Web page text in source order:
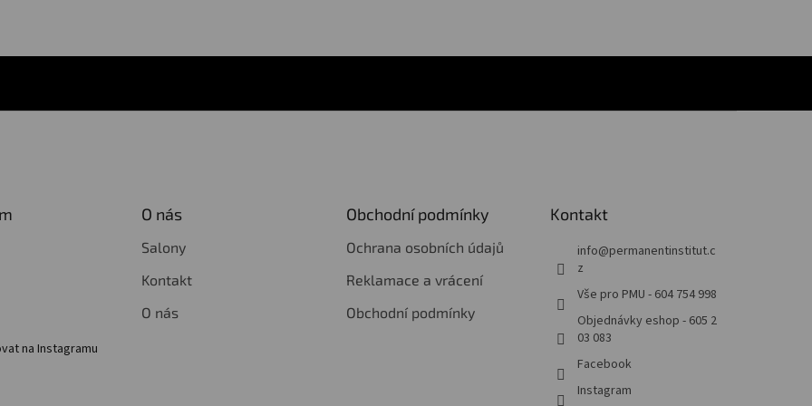
na Instagramu
O nás
Salony
Kontakt
O nás
Obchodní podmínky
Ochrana osobních údajů
Reklamace a vrácení
Obchodní podmínky
Kontakt
info@permanentinstitut.c
z
Vše pro PMU - 604 754 998
Objednávky eshop - 605 2
03 083
Facebook
Instagram